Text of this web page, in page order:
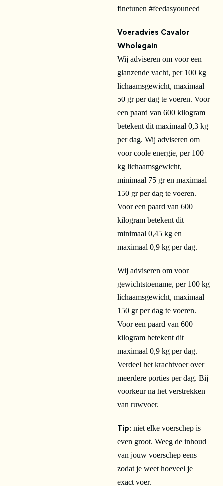
finetunen #feedasyouneed
Voeradvies Cavalor
Wholegain
Wij adviseren om voor een
glanzende vacht, per 100 kg
lichaamsgewicht, maximaal
50 gr per dag te voeren. Voor
een paard van 600 kilogram
betekent dit maximaal 0,3 kg
per dag. Wij adviseren om
voor coole energie, per 100
kg lichaamsgewicht,
minimaal 75 gr en maximaal
150 gr per dag te voeren.
Voor een paard van 600
kilogram betekent dit
minimaal 0,45 kg en
maximaal 0,9 kg per dag.
Wij adviseren om voor
gewichtstoename, per 100 kg
lichaamsgewicht, maximaal
150 gr per dag te voeren.
Voor een paard van 600
kilogram betekent dit
maximaal 0,9 kg per dag.
Verdeel het krachtvoer over
meerdere porties per dag. Bij
voorkeur na het verstrekken
van ruwvoer.
Tip: niet elke voerschep is
even groot. Weeg de inhoud
van jouw voerschep eens
zodat je weet hoeveel je
exact voer.